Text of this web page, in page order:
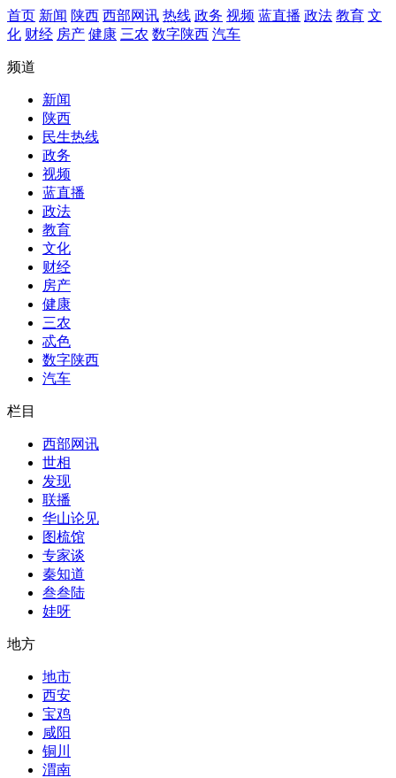
首页 新闻 陕西 西部网讯 热线 政务 视频 蓝直播 政法 教育 文
化 财经 房产 健康 三农 数字陕西 汽车
频道
新闻
陕西
民生热线
政务
视频
蓝直播
政法
教育
文化
财经
房产
健康
三农
忒色
数字陕西
汽车
栏目
西部网讯
世相
发现
联播
华山论见
图梳馆
专家谈
秦知道
叁叁陆
娃呀
地方
地市
西安
宝鸡
咸阳
铜川
渭南